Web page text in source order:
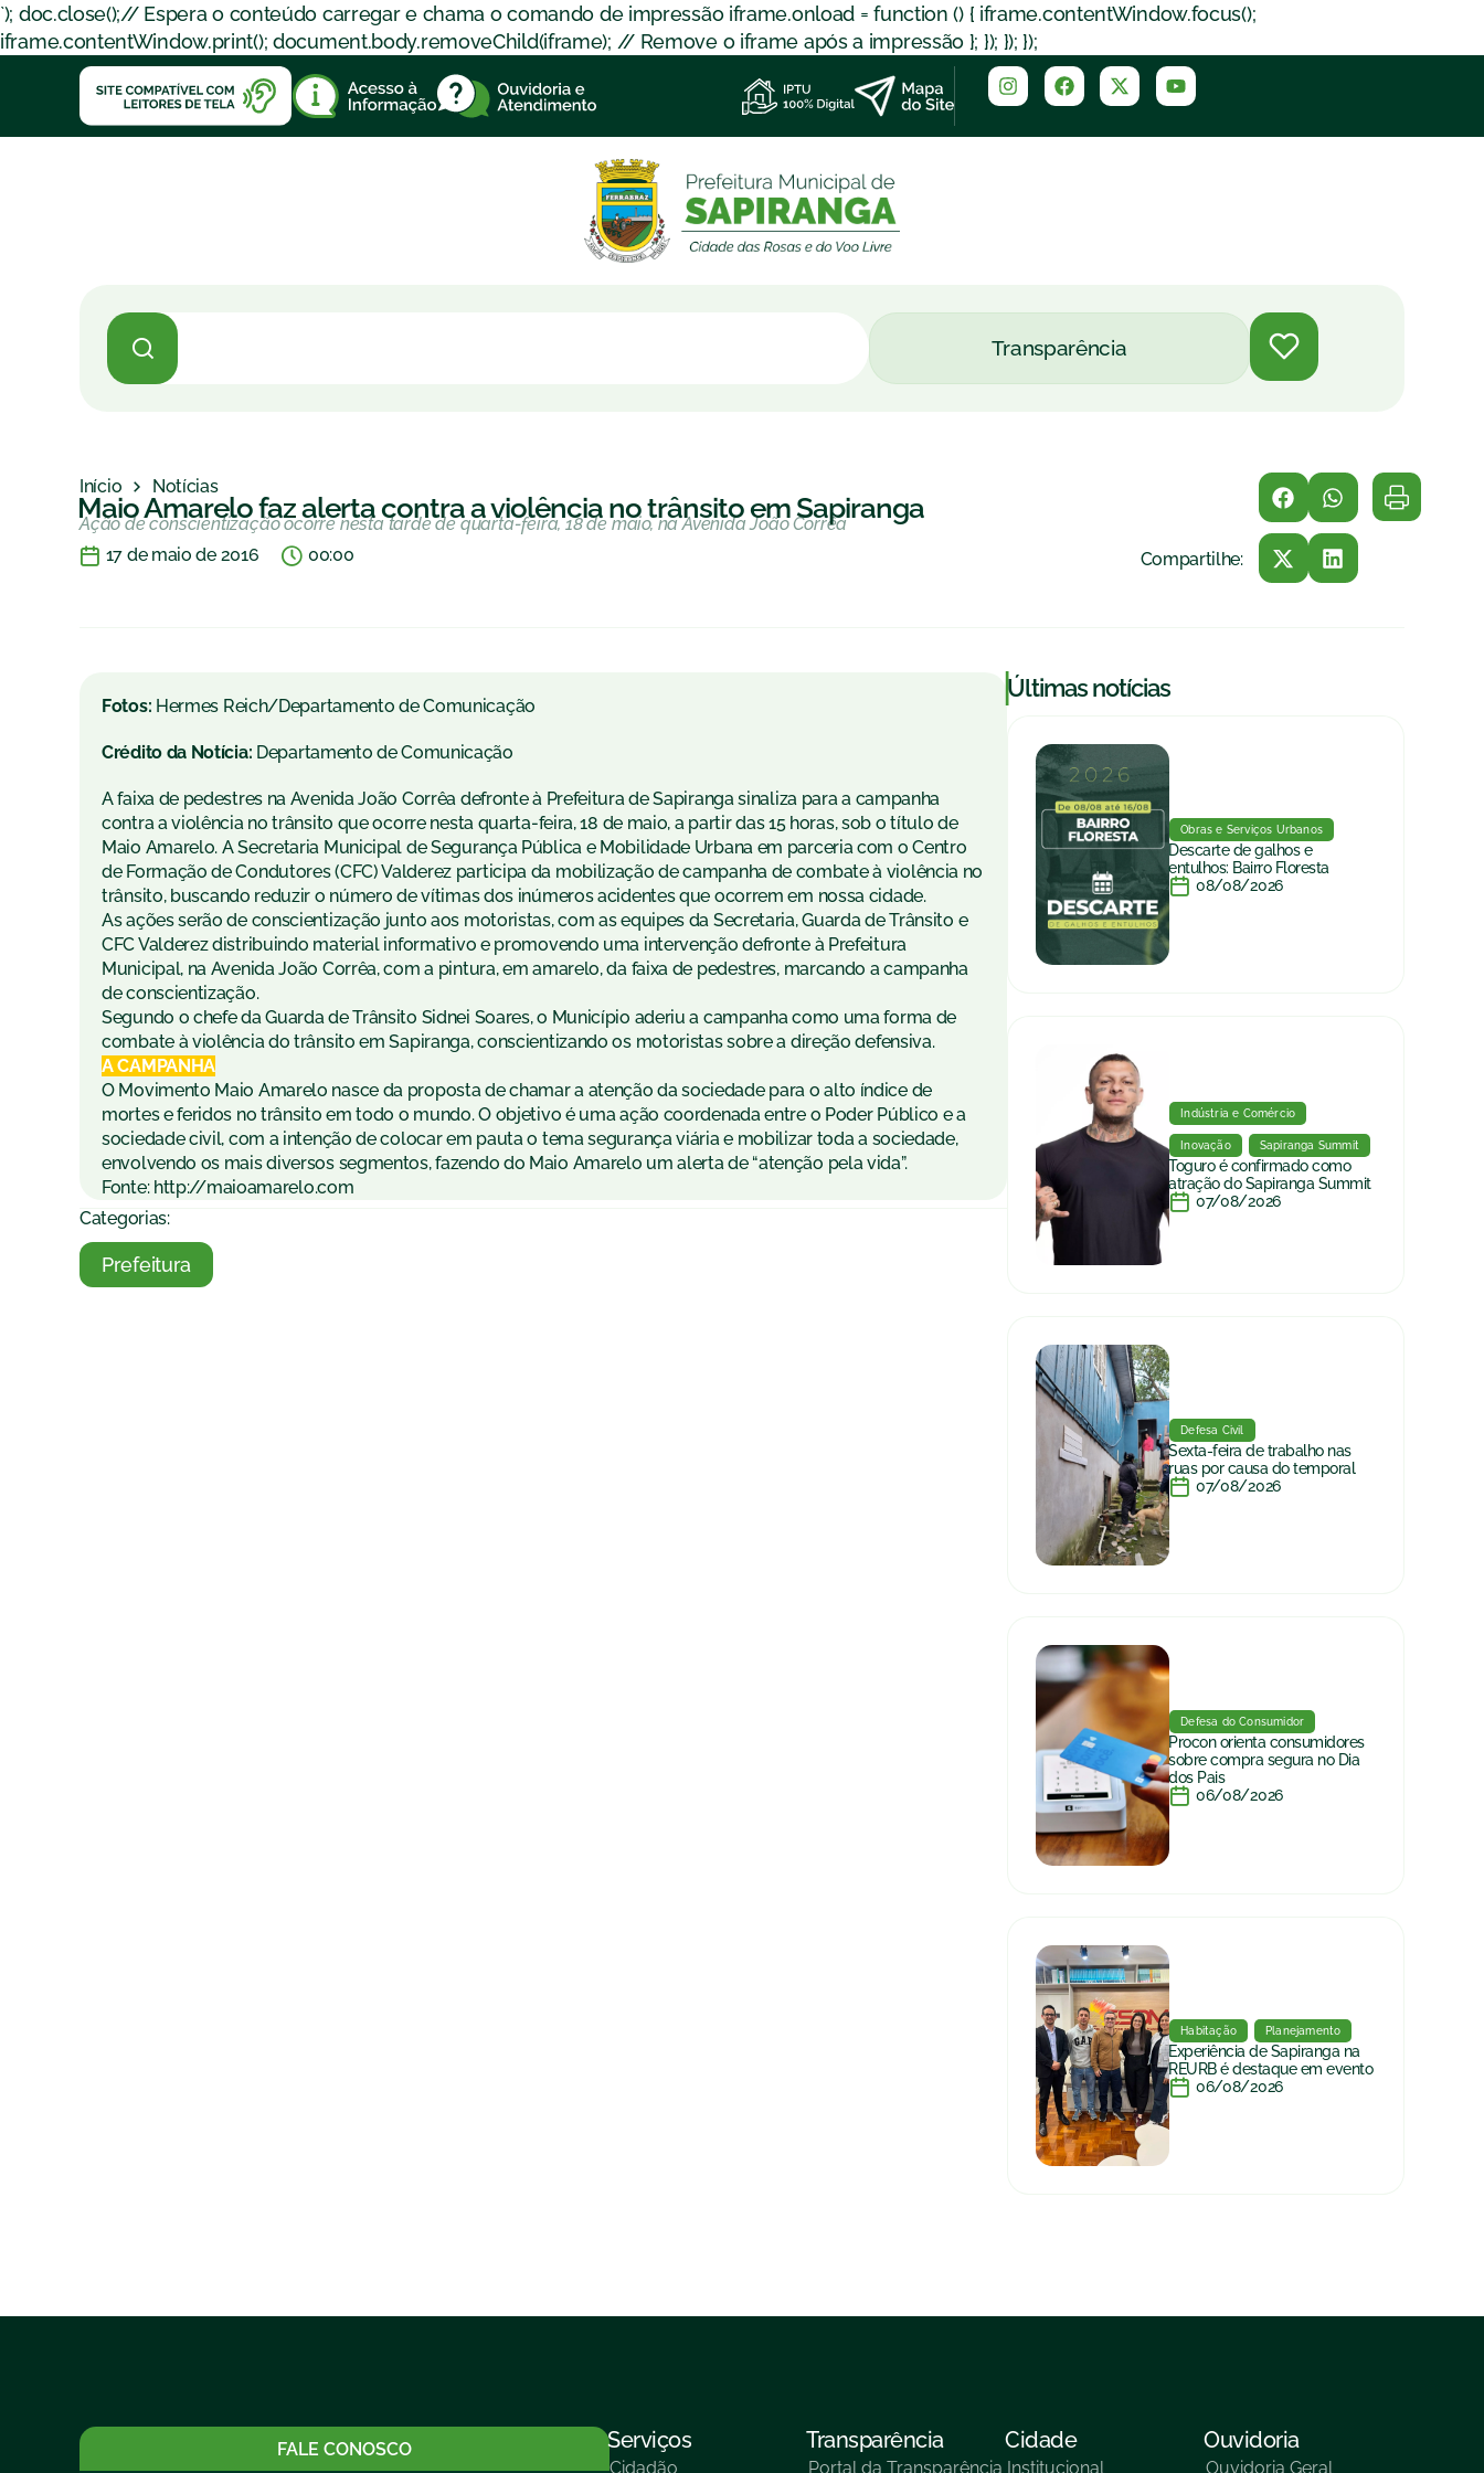
`); doc.close();// Espera o conteúdo carregar e chama o comando de impressão iframe.onload = function () { iframe.contentWindow.focus();
iframe.contentWindow.print(); document.body.removeChild(iframe); // Remove o iframe após a impressão }; }); }); });
Transparência
Início Notícias
Maio Amarelo faz alerta contra a violência no trânsito em Sapiranga
Ação de conscientização ocorre nesta tarde de quarta-feira, 18 de maio, na Avenida João Corrêa
17 de maio de 2016
00:00 Compartilhe:
Fotos: Hermes Reich/Departamento de Comunicação
Crédito da Notícia: Departamento de Comunicação
A faixa de pedestres na Avenida João Corrêa defronte à Prefeitura de Sapiranga sinaliza para a campanha
contra a violência no trânsito que ocorre nesta quarta-feira, 18 de maio, a partir das 15 horas, sob o título de
Maio Amarelo. A Secretaria Municipal de Segurança Pública e Mobilidade Urbana em parceria com o Centro
de Formação de Condutores (CFC) Valderez participa da mobilização de campanha de combate à violência no
trânsito, buscando reduzir o número de vítimas dos inúmeros acidentes que ocorrem em nossa cidade.
As ações serão de conscientização junto aos motoristas, com as equipes da Secretaria, Guarda de Trânsito e
CFC Valderez distribuindo material informativo e promovendo uma intervenção defronte à Prefeitura
Municipal, na Avenida João Corrêa, com a pintura, em amarelo, da faixa de pedestres, marcando a campanha
de conscientização.
Segundo o chefe da Guarda de Trânsito Sidnei Soares, o Município aderiu a campanha como uma forma de
combate à violência do trânsito em Sapiranga, conscientizando os motoristas sobre a direção defensiva.
A CAMPANHA
O Movimento Maio Amarelo nasce da proposta de chamar a atenção da sociedade para o alto índice de
mortes e feridos no trânsito em todo o mundo. O objetivo é uma ação coordenada entre o Poder Público e a
sociedade civil, com a intenção de colocar em pauta o tema segurança viária e mobilizar toda a sociedade,
envolvendo os mais diversos segmentos, fazendo do Maio Amarelo um alerta de “atenção pela vida”.
Fonte: http://maioamarelo.com
Categorias:
Prefeitura
|Últimas notícias
Obras e Serviços Urbanos
Descarte de galhos e
entulhos: Bairro Floresta
08/08/2026
Indústria e Comércio
Inovação Sapiranga Summit
Toguro é confirmado como
atração do Sapiranga Summit
07/08/2026
Defesa Civil
Sexta-feira de trabalho nas
ruas por causa do temporal
07/08/2026
Defesa do Consumidor
Procon orienta consumidores
sobre compra segura no Dia
dos Pais
06/08/2026
Habitação Planejamento
Experiência de Sapiranga na
REURB é destaque em evento
06/08/2026
FALE CONOSCO Serviços
Cidadão
Transparência
Portal da Transparência
Cidade
Institucional
Ouvidoria
Ouvidoria Geral